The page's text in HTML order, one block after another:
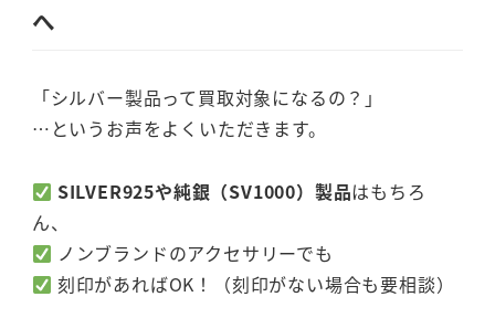
へ
「シルバー製品って買取対象になるの？」
…というお声をよくいただきます。
SILVER925や純銀（SV1000）製品はもちろ
ん、
ノンブランドのアクセサリーでも
刻印があればOK！（刻印がない場合も要相談）